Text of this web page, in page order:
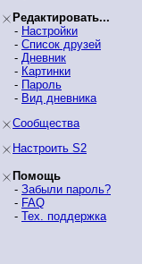
Редактировать...
- Настройки
- Список друзей
- Дневник
- Картинки
- Пароль
- Вид дневника
Сообщества
Настроить S2
Помощь
- Забыли пароль?
- FAQ
- Тех. поддержка